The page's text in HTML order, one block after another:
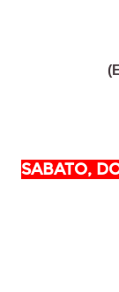
SABATO,